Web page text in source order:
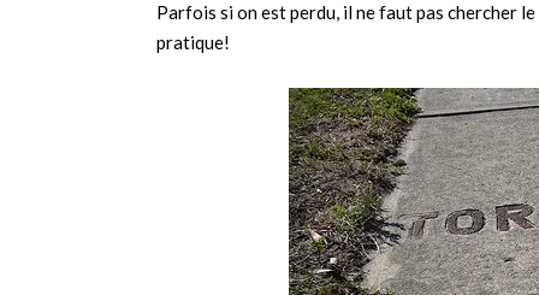
Parfois si on est perdu, il ne faut pas chercher
pratique!